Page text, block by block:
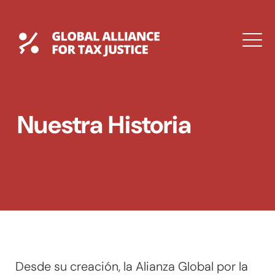
contenidoGlobal Tax Justice
DROPDOWN
DROPDOWN
Nuestra Historia
Desde su creación, la Alianza Global por la